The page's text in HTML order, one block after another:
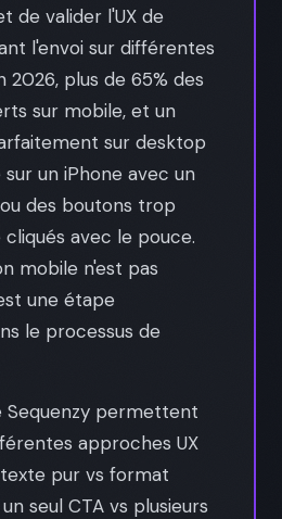
de valider l'UX de
l'envoi sur différentes
2026, plus de 65% des
sur mobile, et un
sur desktop
un iPhone avec un
des boutons trop
avec le pouce.
mobile n'est pas
une étape
le processus de
Sequenzy permettent
approches UX
pur vs format
seul CTA vs plusieurs